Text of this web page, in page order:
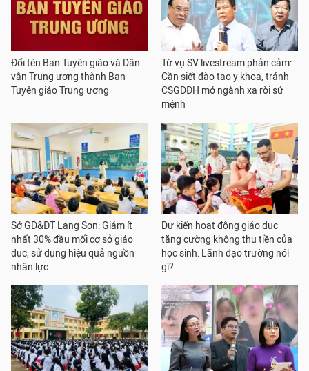
Đổi tên Ban Tuyên giáo và Dân
vận Trung ương thành Ban
Tuyên giáo Trung ương
Từ vụ SV livestream phản cảm:
Cần siết đào tạo y khoa, tránh
CSGDĐH mở ngành xa rời sứ
mệnh
Sở GD&ĐT Lạng Sơn: Giảm ít
nhất 30% đầu mối cơ sở giáo
dục, sử dụng hiệu quả nguồn
nhân lực
Dự kiến hoạt động giáo dục
tăng cường không thu tiền của
học sinh: Lãnh đạo trường nói
gì?